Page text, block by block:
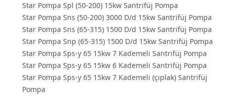
Star Pompa Spl (50-200) 15kw Santrifüj Pompa
Star Pompa Sns (50-200) 3000 D/d 15kw Santrifüj Pompa
Star Pompa Sns (65-315) 1500 D/d 15kw Santrifüj Pompa
Star Pompa Snp (65-315) 1500 D/d 15kw Santrifüj Pompa
Star Pompa Sps-y 65 15kw 7 Kademeli Santrifüj Pompa
Star Pompa Sps-y 65 15kw 6 Kademeli Santrifüj Pompa
Star Pompa Sps-y 65 15kw 7 Kademeli (çıplak) Santrifüj
Pompa